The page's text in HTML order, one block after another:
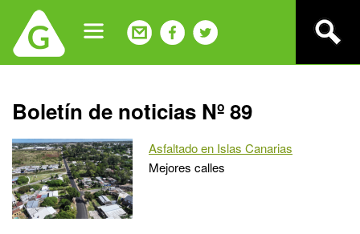
navigation
Back
to
top
Boletín de noticias Nº 89
Asfaltado en Islas Canarias
Mejores calles